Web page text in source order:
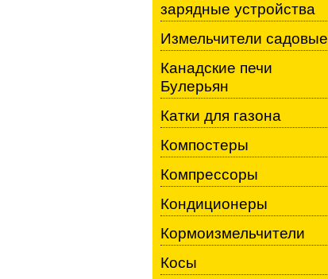
зарядные устройства
Измельчители садовые
Канадские печи
Булерьян
Катки для газона
Компостеры
Компрессоры
Кондиционеры
Кормоизмельчители
Косы